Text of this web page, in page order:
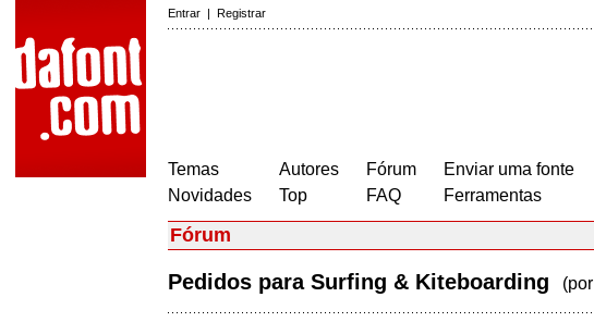
Entrar | Registrar
Temas
Novidades
Autores
Top
Fórum
FAQ
Enviar uma fonte
Ferramentas
Fórum
Pedidos para Surfing & Kiteboarding (por